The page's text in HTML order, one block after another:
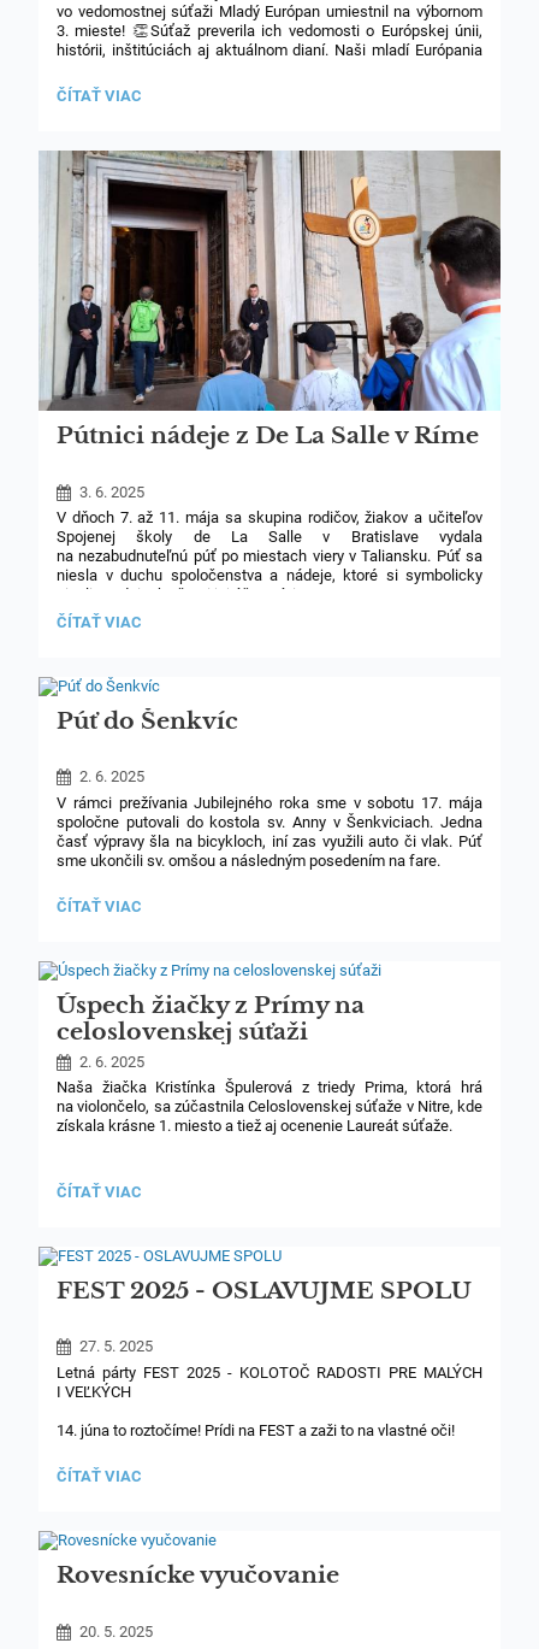
vo vedomostnej súťaži Mladý Európan umiestnil na výbornom
3. mieste! 👏Súťaž preverila ich vedomosti o Európskej únii,
histórii, inštitúciách aj aktuálnom dianí. Naši mladí Európania
argumentačné schopnosti.
ÚSPECH
V
SÚŤAŽI
MLADÝ
EURÓPAN!
🇪🇺
🥉:
ČÍTAŤ VIAC
Pútnici nádeje z De La Salle v Ríme
3. 6. 2025
V dňoch 7. až 11. mája sa skupina rodičov, žiakov a učiteľov
Spojenej školy de La Salle v Bratislave vydala
na nezabudnuteľnú púť po miestach viery v Taliansku. Púť sa
niesla v duchu spoločenstva a nádeje, ktoré si symbolicky
niesli v srdciach všetci jej účastníci.
viery, ktorá pretrváva stáročia. Účastníci púte, deti i dospelí, sa
nechali viesť týmto pokojom a už prvé chvíle strávené spolu
utužili naše vzťahy ako jednej veľkej lasalliánskej rodiny.
PÚTNICI
LA
SALLE
V
ČÍTAŤ VIAC
Púť do Šenkvíc
2. 6. 2025
V rámci prežívania Jubilejného roka sme v sobotu 17. mája
spoločne putovali do kostola sv. Anny v Šenkviciach. Jedna
časť výpravy šla na bicykloch, iní zas využili auto či vlak. Púť
sme ukončili sv. omšou a následným posedením na fare.
PÚŤ
ČÍTAŤ VIAC
Úspech žiačky z Prímy na
celoslovenskej súťaži
2. 6. 2025
Naša žiačka Kristínka Špulerová z triedy Prima, ktorá hrá
na violončelo, sa zúčastnila Celoslovenskej súťaže v Nitre, kde
získala krásne 1. miesto a tiež aj ocenenie Laureát súťaže.
ÚSPECH
NA
CELOSLOVENSKEJ
SÚŤAŽI:
ČÍTAŤ VIAC
FEST 2025 - OSLAVUJME SPOLU
27. 5. 2025
Letná párty FEST 2025 - KOLOTOČ RADOSTI PRE MALÝCH
I VEĽKÝCH
14. júna to roztočíme! Prídi na FEST a zaži to na vlastné oči!
FEST
OSLAVUJME
SPOLU:
ČÍTAŤ VIAC
Rovesnícke vyučovanie
20. 5. 2025